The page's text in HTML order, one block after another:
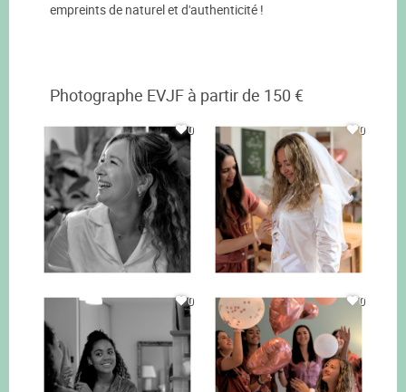
empreints de naturel et d'authenticité !
Photographe EVJF à partir de 150 €
0 0
0 0